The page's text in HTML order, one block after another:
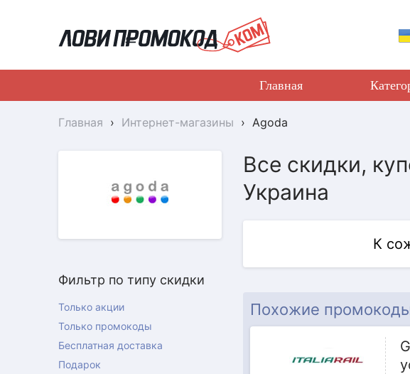
Главная
Главная › Интернет-магазины › Agoda
Все скидки,
Украина
Фильтр по типу скидки
Только акции
Только промокоды
Бесплатная доставка
Подарок
К
Похожие
АКЦИЯ